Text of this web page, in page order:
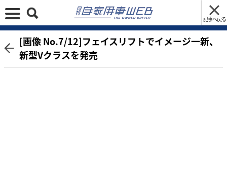
記事へ戻る
[画像 No.7/12]フェイスリフトでイメージ一新、
新型Vクラスを発売